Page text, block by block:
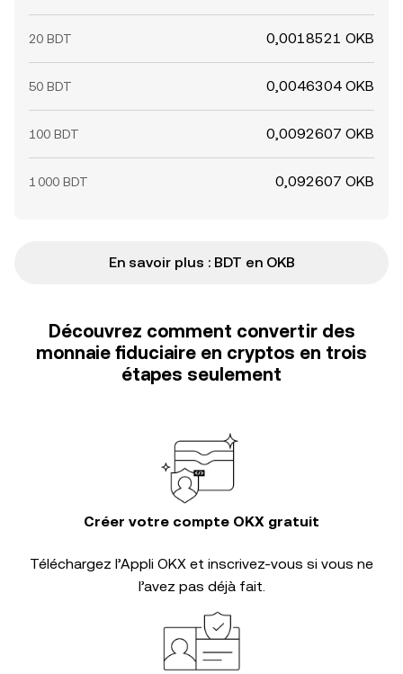
20 BDT 0,0018521 OKB
50 BDT 0,0046304 OKB
100 BDT 0,0092607 OKB
1 000 BDT 0,092607 OKB
En savoir plus : BDT en OKB
Découvrez comment convertir des
monnaie fiduciaire en cryptos en trois
étapes seulement
Créer votre compte OKX gratuit
Téléchargez l’Appli OKX et inscrivez-vous si vous ne
l’avez pas déjà fait.